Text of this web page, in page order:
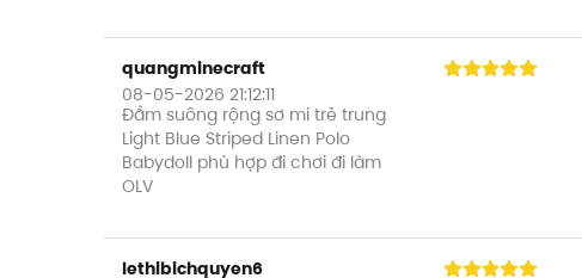
quangminecraft
08-05-2026 21:12:11
Đầm suông rộng sơ mi trẻ trung
Light Blue Striped Linen Polo
Babydoll phù hợp đi chơi đi làm
OLV
lethibichquyen6